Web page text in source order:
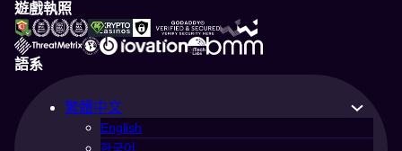
遊戲執照
語系
繁體中文
English